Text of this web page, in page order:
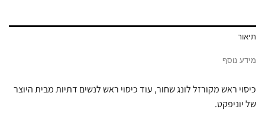
תיאור
מידע נוסף
כיסוי ראש מקורזל לונג שחור, עוד כיסוי ראש לנשים דתיות מבית היוצר
של יוניפקט.